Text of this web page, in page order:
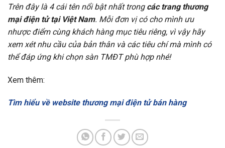
Trên đây là 4 cái tên nổi bật nhất trong các trang thương
mại điện tử tại Việt Nam. Mỗi đơn vị có cho mình ưu
nhược điểm cùng khách hàng mục tiêu riêng, vì vậy hãy
xem xét nhu cầu của bản thân và các tiêu chí mà mình có
thể đáp ứng khi chọn sàn TMĐT phù hợp nhé!
Xem thêm:
Tìm hiểu về website thương mại điện tử bán hàng